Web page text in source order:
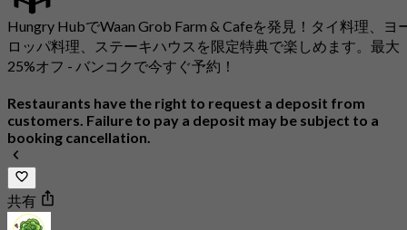
Hungry HubでWaan Grob Farm & Cafeを発見！タイ料理、ヨ
ロッパ料理、ステーキハウスを限定特典で楽しめます。最大
25%オフ - バンコクで今すぐ予約！
Restaurants have the right to request a deposit from
customers. Failure to pay a deposit may be subject to a
booking cancellation.
共有